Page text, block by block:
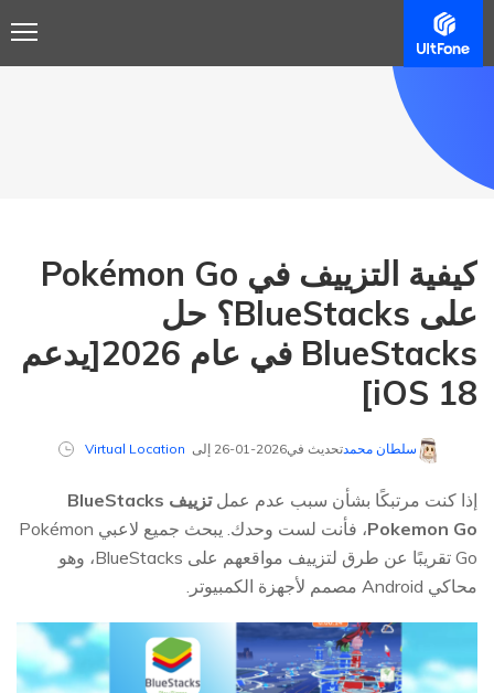
كيفية التزييف في Pokémon Go
على BlueStacks؟ حل
BlueStacks في عام 2026[يدعم
iOS 18]
سلطان محمدتحديث في2026-01-26 إلى Virtual Location
إذا كنت مرتبكًا بشأن سبب عدم عمل
تزييف BlueStacks
Pokemon Go
، فأنت لست وحدك. يبحث جميع لاعبي Pokémon
Go تقريبًا عن طرق لتزييف مواقعهم على BlueStacks، وهو
محاكي Android مصمم لأجهزة الكمبيوتر.